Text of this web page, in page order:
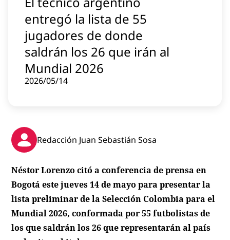
Instagram
entregó la lista de 55
jugadores de donde
saldrán los 26 que irán al
Mundial 2026
2026/05/14
Redacción Juan Sebastián Sosa
Néstor Lorenzo citó a conferencia de prensa en
Bogotá este jueves 14 de mayo para presentar la
lista preliminar de la Selección Colombia para el
Mundial 2026, conformada por 55 futbolistas de
los que saldrán los 26 que representarán al país